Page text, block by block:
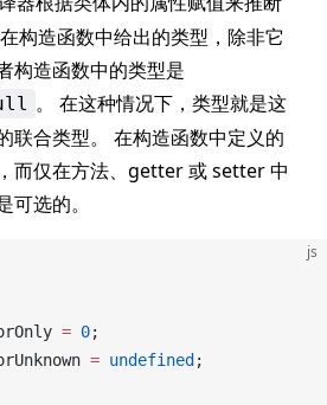
构造函数中给出的类型，除非它
构造函数中的类型是
。 在这种情况下，类型就是这
联合类型。 在构造函数中定义的
而仅在方法、getter 或 setter 中
选的。
js
= 0;
= undefined ;